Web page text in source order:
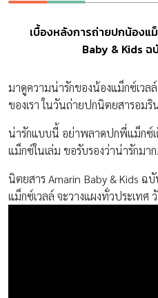
เบื้องหลังการถ่ายปกน้องแ
Baby & Kids
มาดูความน่ารักของน้องแม็กซ์เว
ของเรา ในวันถ่ายปกนิตยสารอม
น่ารักแบบนี้ อย่าพลาดปกพี่แม็กซ์
แม็กซ์ในเล่ม ขอรับรองว่าน่ารักมาก!
นิตยสาร Amarin Baby & Kids
แม็กซ์เวลล์ จะวางแผงทั่วประเท